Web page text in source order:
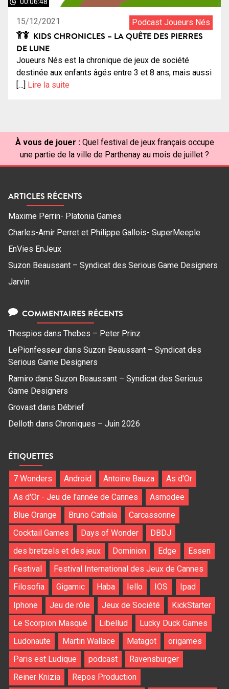
00:06:48
15/12/2021 Podcast Joueurs Nés
KIDS CHRONICLES – LA QUÊTE DES PIERRES
DE LUNE
Joueurs Nés est la chronique de jeux de société
destinée aux enfants âgés entre 3 et 8 ans, mais aussi
[…] Lire la suite
À vous de jouer : Quel festival de jeux français occupe
une partie de la ville de Parthenay au mois de juillet ?
ARTICLES RÉCENTS
Maxime Perrin- Platonia Games
Charles-Amir Perret et Philippe Gallois- SuperMeeple
EnVies EnJeux
Suzon Beaussant – Syndicat des Serious Game Designers
Jarvin
COMMENTAIRES RÉCENTS
Thespios dans Thebes – Peter Prinz
LePionfesseur dans Suzon Beaussant – Syndicat des
Serious Game Designers
Ramiro dans Suzon Beaussant – Syndicat des Serious
Game Designers
Grovast dans Débrief
Delloth dans Chroniques – Juin 2026
ÉTIQUETTES
7 Wonders Android Antoine Bauza
As d'Or
As d'Or - Jeu de l'année de Cannes
Asmodee
Blue Orange
Bruno Cathala
Carcassonne
Cocktail Games
Days of Wonder
DBDJ
des bretzels et des jeux
Dominion Edge
Essen
Festival
Festival International des Jeux de Cannes
Filosofia
Gigamic Haba Iello IOS
Ipad
Iphone
Jeu de rôle Jeux de Société
KickStarter
Le Scorpion Masqué
Libellud
Lucky Duck Games
Ludonaute
Martin Wallace Matagot
origames
Paris est Ludique
podcast
Ravensburger
Reiner Knizia
Repos Production